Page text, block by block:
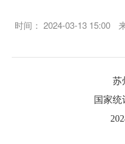
时间： 2024-03-13 15:00
苏
国家统